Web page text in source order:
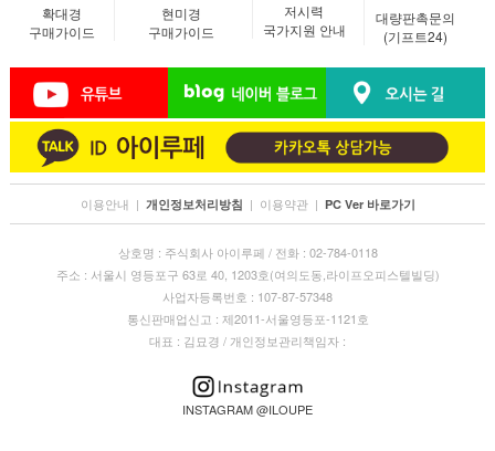
확대경
구매가이드
현미경
구매가이드
저시력
국가지원 안내
대량판촉문의
(기프트24)
이용안내 | 개인정보처리방침 | 이용약관 | PC Ver 바로가기
상호명 : 주식회사 아이루페 / 전화 : 02-784-0118
주소 : 서울시 영등포구 63로 40, 1203호(여의도동,라이프오피스텔빌딩)
사업자등록번호 : 107-87-57348
통신판매업신고 : 제2011-서울영등포-1121호
대표 : 김묘경 / 개인정보관리책임자 :
INSTAGRAM @ILOUPE